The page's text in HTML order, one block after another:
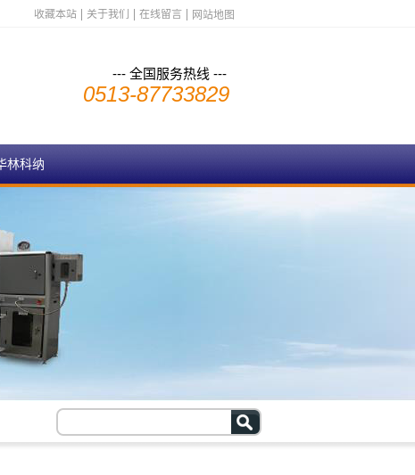
收藏本站 关于我们 在线留言 网站地图
--- 全国服务热线 ---
0513-87733829
林科纳